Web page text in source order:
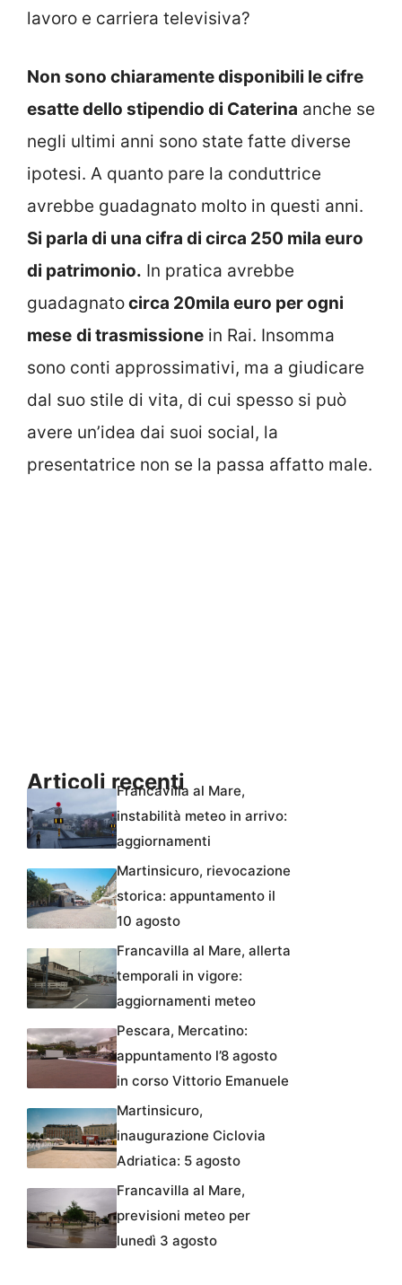
lavoro e carriera televisiva?
Non sono chiaramente disponibili le cifre
esatte dello stipendio di Caterina anche se
negli ultimi anni sono state fatte diverse
ipotesi. A quanto pare la conduttrice
avrebbe guadagnato molto in questi anni.
Si parla di una cifra di circa 250 mila euro
di patrimonio. In pratica avrebbe
guadagnatocirca 20mila euro per ogni
mese di trasmissione in Rai. Insomma
sono conti approssimativi, ma a giudicare
dal suo stile di vita, di cui spesso si può
avere un’idea dai suoi social, la
presentatrice non se la passa affatto male.
Articoli recenti
Francavilla al Mare,
instabilità meteo in arrivo:
aggiornamenti
Martinsicuro, rievocazione
storica: appuntamento il
10 agosto
Francavilla al Mare, allerta
temporali in vigore:
aggiornamenti meteo
Pescara, Mercatino:
appuntamento l’8 agosto
in corso Vittorio Emanuele
Martinsicuro,
inaugurazione Ciclovia
Adriatica: 5 agosto
Francavilla al Mare,
previsioni meteo per
lunedì 3 agosto